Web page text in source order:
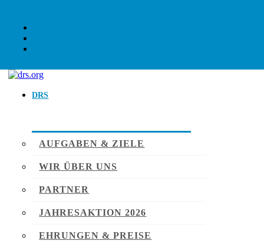
DRS
AUFGABEN & ZIELE
WIR ÜBER UNS
PARTNER
JAHRESAKTION 2026
EHRUNGEN & PREISE